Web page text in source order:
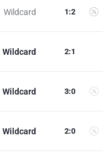
Wildcard 1 :2
Wildcard 2:1
Wildcard 3:0
Wildcard 2:0